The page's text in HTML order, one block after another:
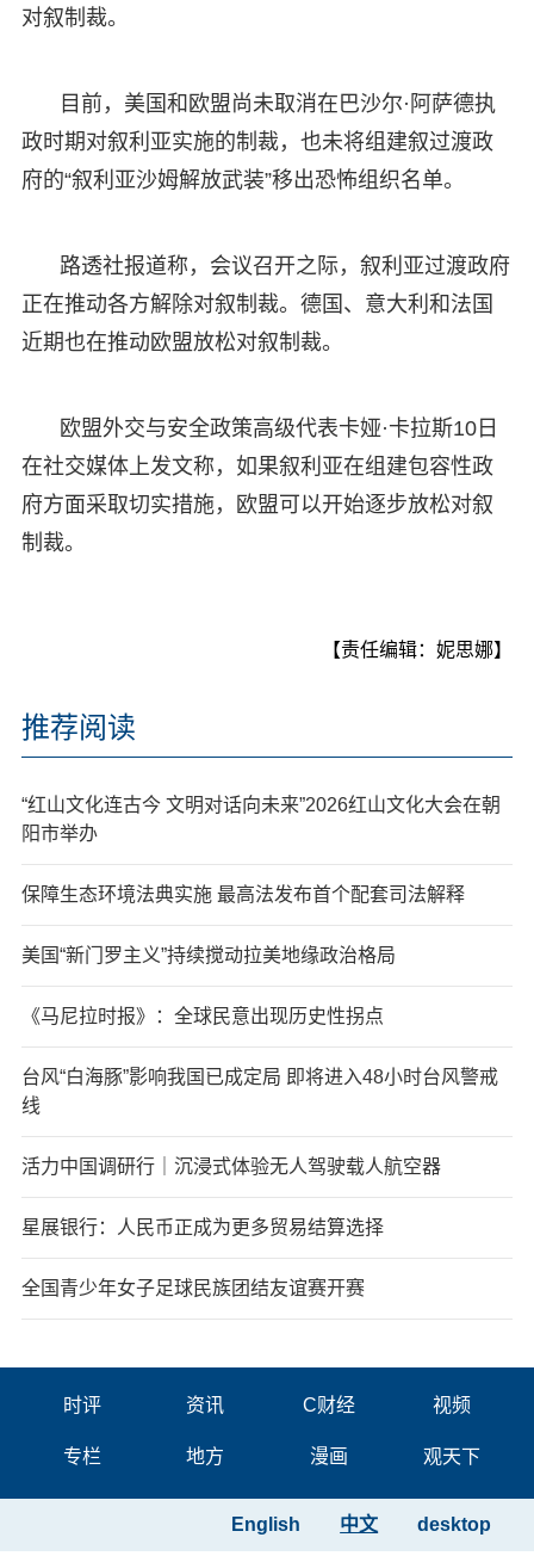
对叙制裁。
目前，美国和欧盟尚未取消在巴沙尔·阿萨德执
政时期对叙利亚实施的制裁，也未将组建叙过渡政
府的“叙利亚沙姆解放武装”移出恐怖组织名单。
路透社报道称，会议召开之际，叙利亚过渡政府
正在推动各方解除对叙制裁。德国、意大利和法国
近期也在推动欧盟放松对叙制裁。
欧盟外交与安全政策高级代表卡娅·卡拉斯10日
在社交媒体上发文称，如果叙利亚在组建包容性政
府方面采取切实措施，欧盟可以开始逐步放松对叙
制裁。
【责任编辑：妮思娜】
推荐阅读
“红山文化连古今 文明对话向未来”2026红山文化大会在朝
阳市举办
保障生态环境法典实施 最高法发布首个配套司法解释
美国“新门罗主义”持续搅动拉美地缘政治格局
《马尼拉时报》：全球民意出现历史性拐点
台风“白海豚”影响我国已成定局 即将进入48小时台风警戒
线
活力中国调研行｜沉浸式体验无人驾驶载人航空器
星展银行：人民币正成为更多贸易结算选择
全国青少年女子足球民族团结友谊赛开赛
时评 资讯 C财经 视频
专栏 地方 漫画 观天下
desktop
中文
English